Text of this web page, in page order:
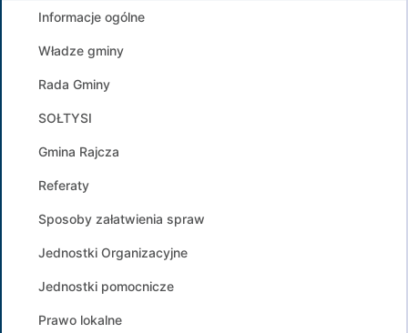
Informacje ogólne
Władze gminy
Rada Gminy
SOŁTYSI
Gmina Rajcza
Referaty
Sposoby załatwienia spraw
Jednostki Organizacyjne
Jednostki pomocnicze
Prawo lokalne